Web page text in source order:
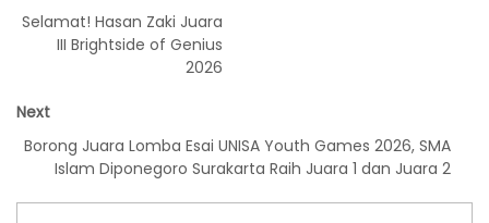
Selamat! Hasan Zaki Juara
III Brightside of Genius
2026
Next
Borong Juara Lomba Esai UNISA Youth Games 2026, SMA
Islam Diponegoro Surakarta Raih Juara 1 dan Juara 2